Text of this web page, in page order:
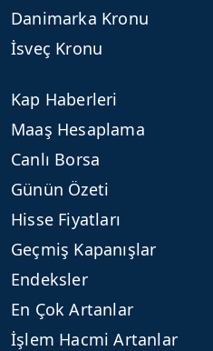
Danimarka Kronu
İsveç Kronu
Kap Haberleri
Maaş Hesaplama
Canlı Borsa
Günün Özeti
Hisse Fiyatları
Geçmiş Kapanışlar
Endeksler
En Çok Artanlar
İşlem Hacmi Artanlar